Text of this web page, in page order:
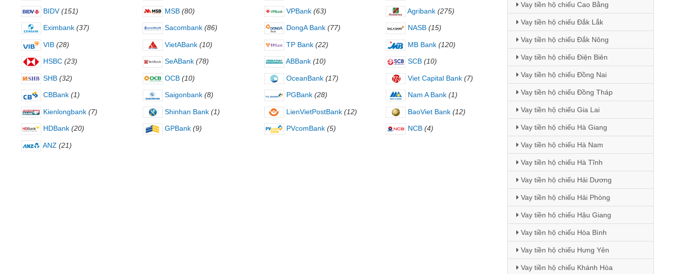
BIDV (151) MSB (80) VPBank (63) Agribank (275)
Eximbank (37) Sacombank (86) DongA Bank (77) NASB (15)
VIB (28) VietABank (10) TP Bank (22) MB Bank (120)
HSBC (23) SeABank (78) ABBank (10) SCB (10)
SHB (32) OCB (10) OceanBank (17) Viet Capital Bank (7)
CBBank (1) Saigonbank (8) PGBank (28) Nam A Bank (1)
Kienlongbank (7) Shinhan Bank (1) LienVietPostBank (12) BaoViet Bank (12)
HDBank (20) GPBank (9) PVcomBank (5) NCB (4)
ANZ (21)
Vay tiền hộ chiếu Cao Bằng
Vay tiền hộ chiếu Đắk Lắk
Vay tiền hộ chiếu Đắk Nông
Vay tiền hộ chiếu Điện Biên
Vay tiền hộ chiếu Đồng Nai
Vay tiền hộ chiếu Đồng Tháp
Vay tiền hộ chiếu Gia Lai
Vay tiền hộ chiếu Hà Giang
Vay tiền hộ chiếu Hà Nam
Vay tiền hộ chiếu Hà Tĩnh
Vay tiền hộ chiếu Hải Dương
Vay tiền hộ chiếu Hải Phòng
Vay tiền hộ chiếu Hậu Giang
Vay tiền hộ chiếu Hòa Bình
Vay tiền hộ chiếu Hưng Yên
Vay tiền hộ chiếu Khánh Hòa